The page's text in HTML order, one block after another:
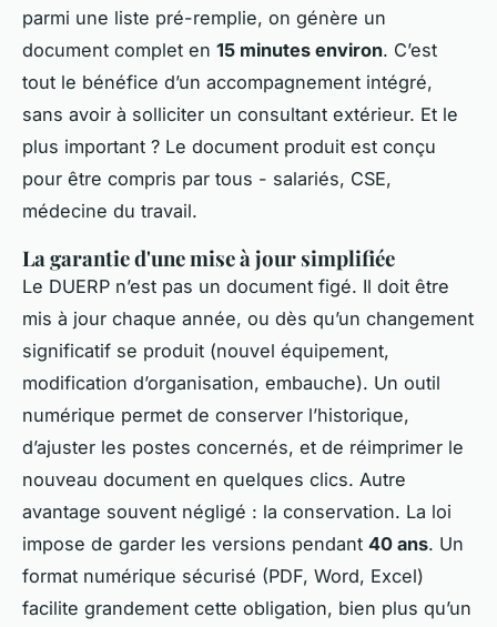
parmi une liste pré-remplie, on génère un
document complet en 15 minutes environ. C’est
tout le bénéfice d’un accompagnement intégré,
sans avoir à solliciter un consultant extérieur. Et le
plus important ? Le document produit est conçu
pour être compris par tous - salariés, CSE,
médecine du travail.
La garantie d'une mise à jour simplifiée
Le DUERP n’est pas un document figé. Il doit être
mis à jour chaque année, ou dès qu’un changement
significatif se produit (nouvel équipement,
modification d’organisation, embauche). Un outil
numérique permet de conserver l’historique,
d’ajuster les postes concernés, et de réimprimer le
nouveau document en quelques clics. Autre
avantage souvent négligé : la conservation. La loi
impose de garder les versions pendant 40 ans. Un
format numérique sécurisé (PDF, Word, Excel)
facilite grandement cette obligation, bien plus qu’un